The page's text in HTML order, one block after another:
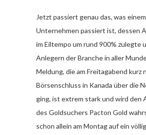
Jetzt passiert genau das, was
Unternehmen passiert ist, dessen
im Eiltempo um rund 900% zulegte
Anlegern der Branche in aller
Meldung, die am Freitagabend kurz
Börsenschluss in Kanada über die
ging, ist extrem stark und wird den
des Goldsuchers Pacton Gold
schon allein am Montag auf ein